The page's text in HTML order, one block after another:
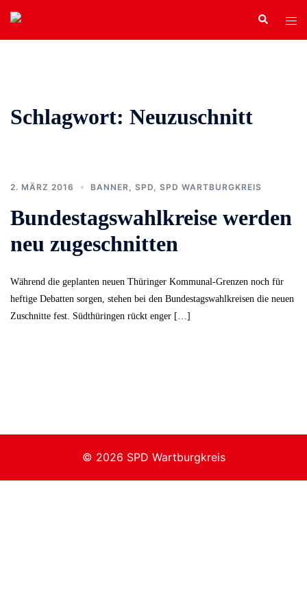
Zum
Inhalt
springen
Search
Schlagwort: Neuzuschnitt
2. MÄRZ 2016 BANNER SPD SPD WARTBURGKREIS
Bundestagswahlkreise werden
neu zugeschnitten
Während die geplanten neuen Thüringer Kommunal-Grenzen noch für
heftige Debatten sorgen, stehen bei den Bundestagswahlkreisen die neuen
Zuschnitte fest. Südthüringen rückt enger […]
© 2026 SPD Wartburgkreis